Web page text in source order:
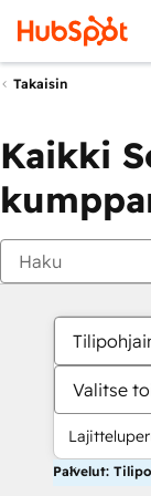
Takaisin
Kaikki
Valitse
Palvelut: